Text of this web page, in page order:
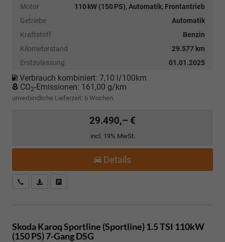
Motor
110 kW (150 PS), Automatik, Frontantrieb
Getriebe
Automatik
Kraftstoff
Benzin
Kilometerstand
29.577 km
Erstzulassung
01.01.2025
Verbrauch kombiniert: 7,10 l/100km
CO2-Emissionen: 161,00 g/km
unverbindliche Lieferzeit: 6 Wochen
29.490,– €
incl. 19% MwSt.
Details
Kostenloser Rückruf-Service
PDF-Datei, Fahrzeugexposé drucken
Skoda KaroqSportline (Sportline) 1.5 TSI 110kW
(150 PS) 7-Gang DSG